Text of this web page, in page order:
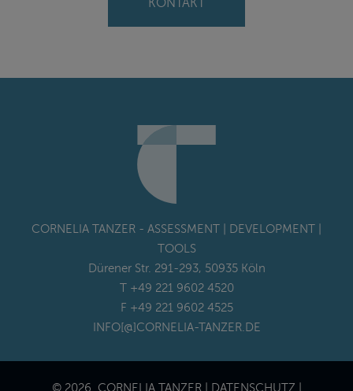
KONTAKT
CORNELIA TANZER - ASSESSMENT | DEVELOPMENT |
TOOLS
Dürener Str. 291-293, 50935 Köln
T +49 221 9602 4520
F +49 221 9602 4525
INFO[@]CORNELIA-TANZER.DE
© 2026. CORNELIA TANZER | DATENSCHUTZ